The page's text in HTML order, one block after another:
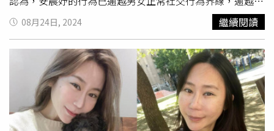
會通念所能容忍之範圍，而達破壞婚姻共同生活之圓滿安全
及幸福，且從LINE的對話紀錄、語音訊息、電子郵件、臉
書貼文等證據，已知安晨妤對傅男有好感。安晨妤明知傅男
為有配偶之人，仍互相傳送曖昧訊息，多次提及應該多擁
抱、想要擁抱等語，其間之互動顯然已逾越男女正常社交行
為界線。台北地院最終判傅男和安晨妤侵害配偶權，應連帶
賠償30萬元。回顧這起事件，安晨妤在恢復單身後介入傅姓
醫師的婚姻，據傅男的妻子跳出來指控，丈夫和安晨妤是在
08月24日, 2024 繼續閱讀